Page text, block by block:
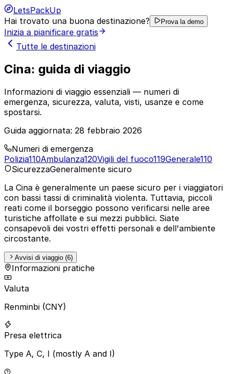
LetsPackUp
Hai trovato una buona destinazione?
Prova la demo
Inizia a pianificare gratis
Tutte le destinazioni
Cina: guida di viaggio
Informazioni di viaggio essenziali — numeri di
emergenza, sicurezza, valuta, visti, usanze e come
spostarsi.
Guida aggiornata: 28 febbraio 2026
Numeri di emergenza
Polizia110Ambulanza120Vigili del fuoco119Generale110
SicurezzaGeneralmente sicuro
La Cina è generalmente un paese sicuro per i viaggiatori
con bassi tassi di criminalità violenta. Tuttavia, piccoli
reati come il borseggio possono verificarsi nelle aree
turistiche affollate e sui mezzi pubblici. Siate
consapevoli dei vostri effetti personali e dell'ambiente
circostante.
Avvisi di viaggio (6)
Informazioni pratiche
Valuta
Renminbi (CNY)
Presa elettrica
Type A, C, I (mostly A and I)